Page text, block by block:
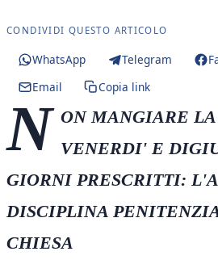
CONDIVIDI QUESTO ARTICOLO
WhatsApp Telegram
Email
Copia link
N ON MANGIARE
VENERDI' E
GIORNI PRESCRITTI:
DISCIPLINA
CHIESA